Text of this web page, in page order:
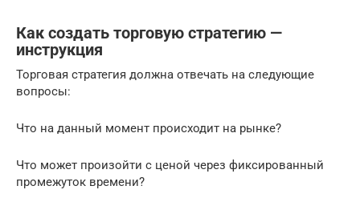
Как создать торговую стратегию —
инструкция
Торговая стратегия должна отвечать на следующие
вопросы:
Что на данный момент происходит на рынке?
Что может произойти с ценой через фиксированный
промежуток времени?